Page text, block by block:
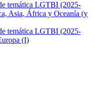
temática LGTBI (2025-
Asia, África y Oceanía (y
temática LGTBI (2025-
(I)